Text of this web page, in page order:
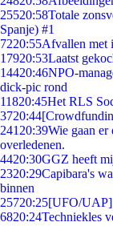
25520:58Totale
Spanje) #1
7220:55Afvallen met
17920:53Laatst
14420:46NPO-
dick-pic rond
11820:45Het RLS
3720:44
241 20:39Wie gaan er
overledenen.
4420:30GGZ heeft
2320:29Capibara's
binnen
25720:25[UFO/UAP]
6820:24Techniekles